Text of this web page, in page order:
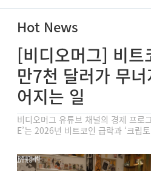
Hot News
[비디오머그] 비트
만7천 달러가 무
어지는 일
비디오머그 유튜브 채널의 경제 프로
E’는 2026년 비트코인 급락과 ‘크립